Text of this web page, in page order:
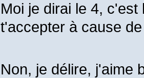
Moi je dirai le 4,
t'accepter à cause
Non, je délire, j'aime